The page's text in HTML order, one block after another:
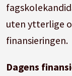
uten ytterlige
finansieringen.
Dagens